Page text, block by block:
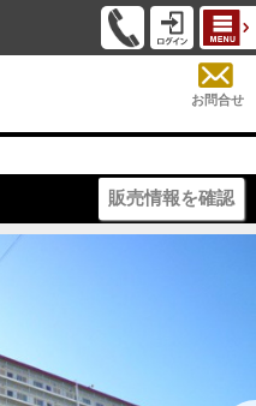
お問合せ
販売情報を確認